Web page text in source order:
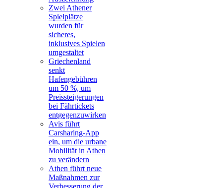
Zwei Athener
Spielplätze
wurden für
sicheres,
inklusives Spielen
umgestaltet
Griechenland
senkt
Hafengebühren
um 50 %, um
Preissteigerungen
bei Fährtickets
entgegenzuwirken
Avis führt
Carsharing-App
ein, um die urbane
Mobilität in Athen
zu verändern
Athen führt neue
Maßnahmen zur
Verbesserung der